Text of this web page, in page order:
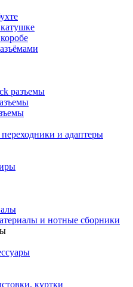
разъемы
и адаптеры
и нотные сборники
куртки